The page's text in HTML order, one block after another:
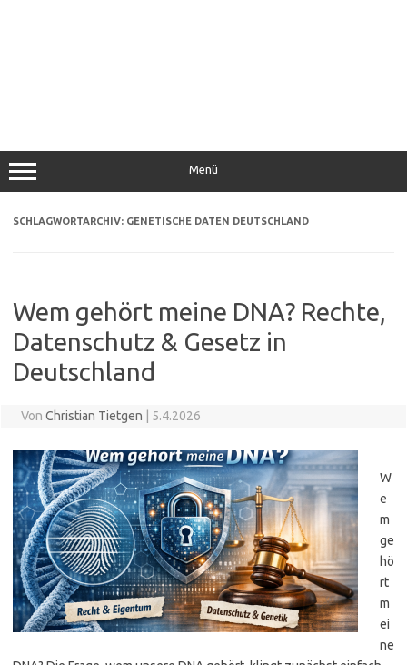
Menü
SCHLAGWORTARCHIV: GENETISCHE DATEN DEUTSCHLAND
Wem gehört meine DNA? Rechte,
Datenschutz & Gesetz in
Deutschland
Von Christian Tietgen | 5.4.2026
W
e
m
ge
hö
rt
m
ei
ne